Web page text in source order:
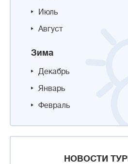
Июль
Август
Зима
Декабрь
Январь
Февраль
НОВОСТИ